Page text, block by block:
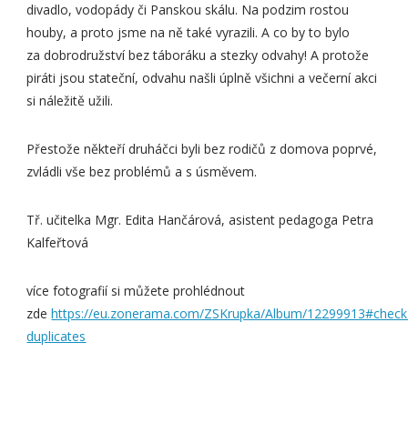
divadlo, vodopády či Panskou skálu. Na podzim rostou
houby, a proto jsme na ně také vyrazili. A co by to bylo
za dobrodružství bez táboráku a stezky odvahy! A protože
piráti jsou stateční, odvahu našli úplně všichni a večerní akci
si náležitě užili.
Přestože někteří druháčci byli bez rodičů z domova poprvé,
zvládli vše bez problémů a s úsměvem.
Tř. učitelka Mgr. Edita Hančárová, asistent pedagoga Petra
Kalfeřtová
více fotografií si můžete prohlédnout
zdehttps://eu.zonerama.com/ZSKrupka/Album/
duplicates